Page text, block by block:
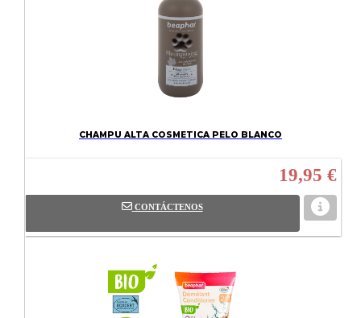
CHAMPU ALTA COSMETICA PELO BLANCO
19,95 €
CONTÁCTENOS